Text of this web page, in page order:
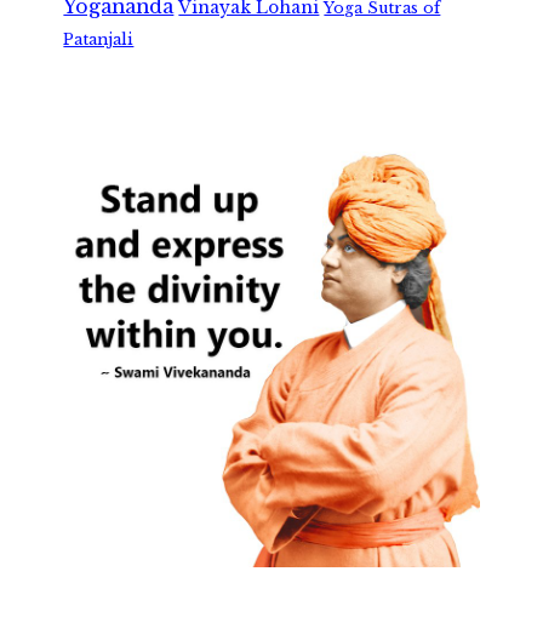
Yogananda Vinayak Lohani Yoga Sutras of
Patanjali